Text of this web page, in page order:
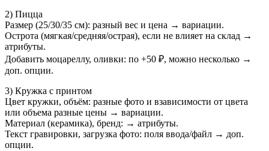
2) Пицца
Размер (25/30/35 см): разный вес и цена → вариации.
Острота (мягкая/средняя/острая), если не влияет на склад →
атрибуты.
Добавить моцареллу, оливки: по +50 ₽, можно несколько →
доп. опции.
3) Кружка с принтом
Цвет кружки, объём: разные фото и взависимости от цвета
или объема разные цены → вариации.
Материал (керамика), бренд: → атрибуты.
Текст гравировки, загрузка фото: поля ввода/файл → доп.
опции.